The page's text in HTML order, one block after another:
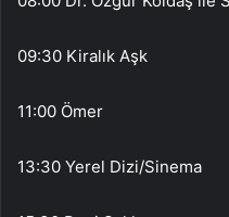
09:30 Kiralık Aşk
11:00 Ömer
13:30 Yerel Dizi/Sinema